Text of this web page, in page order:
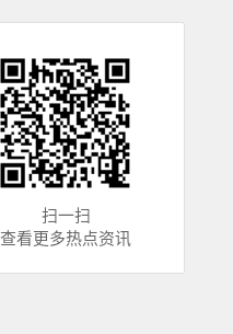
扫一扫
查看更多热点资讯